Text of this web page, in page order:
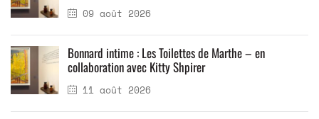
09 août 2026
11 août 2026
Bonnard intime : Les Toilettes de Marthe – en
collaboration avec Kitty Shpirer